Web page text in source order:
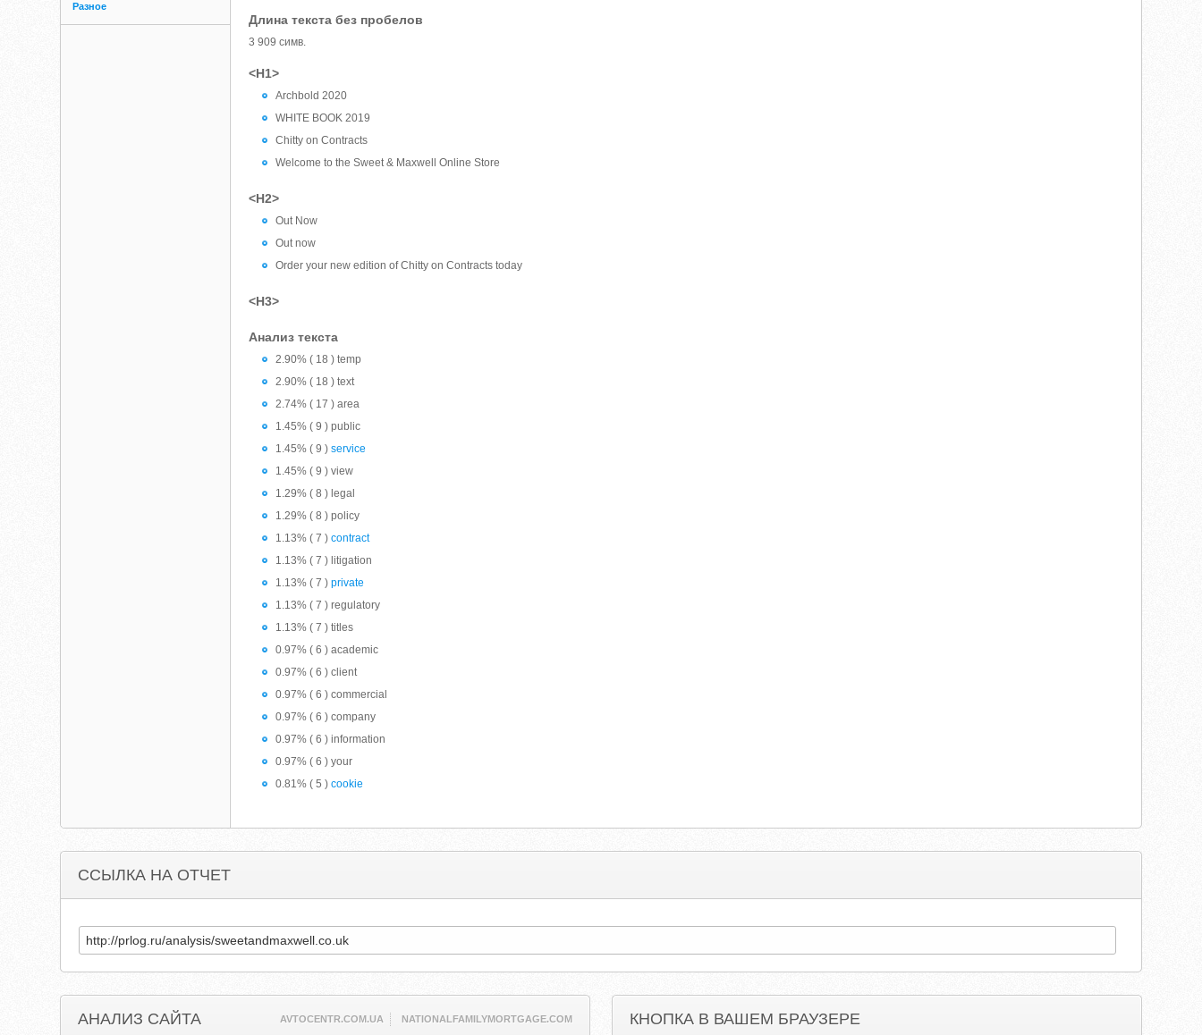
Разное
Длина текста без пробелов
3 909 симв.
<H1>
Archbold 2020
WHITE BOOK 2019
Chitty on Contracts
Welcome to the Sweet & Maxwell Online Store
<H2>
Out Now
Out now
Order your new edition of Chitty on Contracts today
<H3>
Анализ текста
2.90% ( 18 ) temp
2.90% ( 18 ) text
2.74% ( 17 ) area
1.45% ( 9 ) public
1.45% ( 9 )service
1.45% ( 9 ) view
1.29% ( 8 ) legal
1.29% ( 8 ) policy
1.13% ( 7 )contract
1.13% ( 7 ) litigation
1.13% ( 7 )private
1.13% ( 7 ) regulatory
1.13% ( 7 ) titles
0.97% ( 6 ) academic
0.97% ( 6 ) client
0.97% ( 6 ) commercial
0.97% ( 6 ) company
0.97% ( 6 ) information
0.97% ( 6 ) your
0.81% ( 5 )cookie
ССЫЛКА НА ОТЧЕТ
АНАЛИЗ САЙТА AVTOCENTR.COM.UA NATIONALFAMILYMORTGAGE.COM КНОПКА В ВАШЕМ БРАУЗЕРЕ